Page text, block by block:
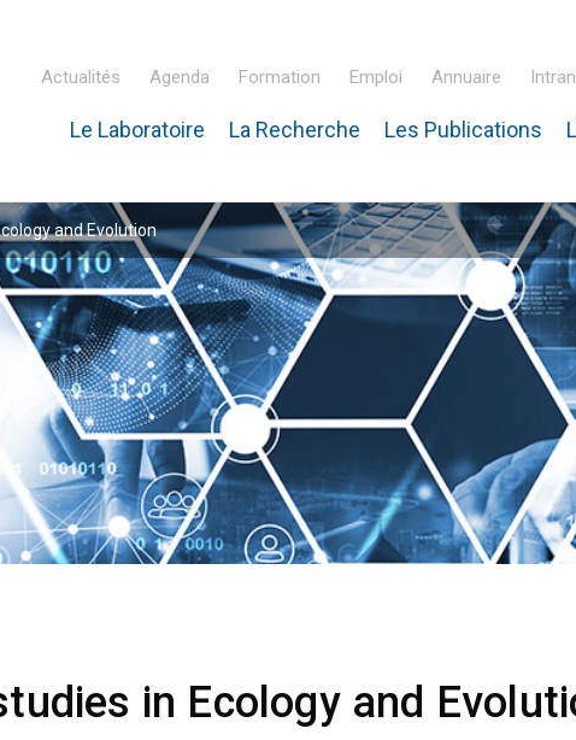
Curien – IPHC
Actualités Agenda Formation Emploi Annuaire
Le Laboratoire La Recherche Les Publications
and Evolution
in Ecology and